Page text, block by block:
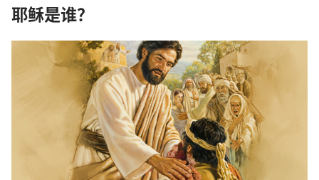
耶稣是谁？